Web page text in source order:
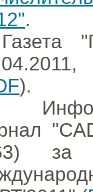
.
Газета
).
за